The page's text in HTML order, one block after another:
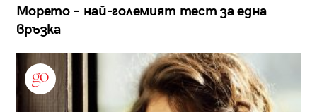
Морето – най-големият тест за една
връзка